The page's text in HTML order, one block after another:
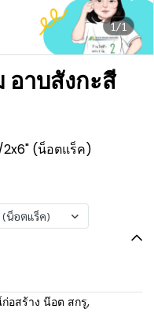
1/1
อาบสังกะสี
2x6" (น็อตแร็ค)
(น็อตแร็ค)
อสร้าง น๊อต สกรู,